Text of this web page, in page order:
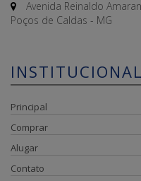
Avenida Reinaldo
Poços de Caldas - MG
INSTITUCIONAL
Principal
Comprar
Alugar
Contato